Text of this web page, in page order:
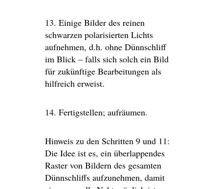
13. Einige Bilder des reinen
schwarzen polarisierten Lichts
aufnehmen, d.h. ohne Dünnschliff
im Blick – falls sich solch ein Bild
für zukünftige Bearbeitungen als
hilfreich erweist.
14. Fertigstellen; aufräumen.
Hinweis zu den Schritten 9 und 11:
Die Idee ist es, ein überlappendes
Raster von Bildern des gesamten
Dünnschliffs aufzunehmen, damit